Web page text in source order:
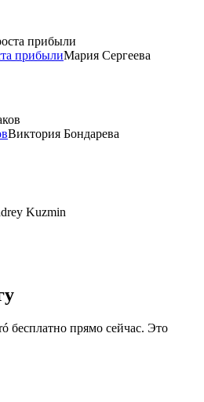
прибылиМария Сергеева
Виктория Бондарева
Kuzmin
бесплатно прямо сейчас. Это